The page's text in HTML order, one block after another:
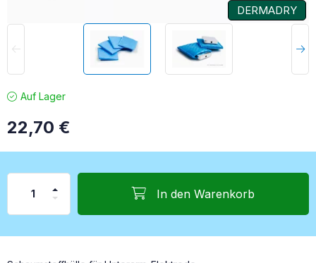
DERMADRY
Auf Lager
22,70 €
In den Warenkorb